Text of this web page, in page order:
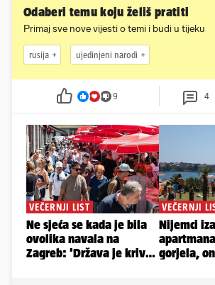
Odaberi temu koju želiš pratiti
Primaj sve nove vijesti o temi i budi u tijeku
rusija ujedinjeni narodi
9 4